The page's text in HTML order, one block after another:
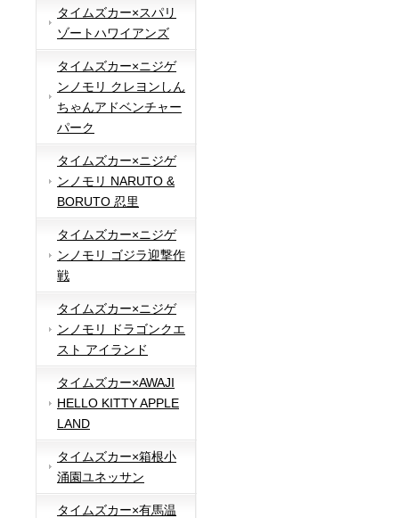
タイムズカー×スパリ
ゾートハワイアンズ
タイムズカー×ニジゲ
ンノモリ クレヨンしん
ちゃんアドベンチャー
パーク
タイムズカー×ニジゲ
ンノモリ NARUTO &
BORUTO 忍里
タイムズカー×ニジゲ
ンノモリ ゴジラ迎撃作
戦
タイムズカー×ニジゲ
ンノモリ ドラゴンクエ
スト アイランド
タイムズカー×AWAJI
HELLO KITTY APPLE
LAND
タイムズカー×箱根小
涌園ユネッサン
タイムズカー×有馬温